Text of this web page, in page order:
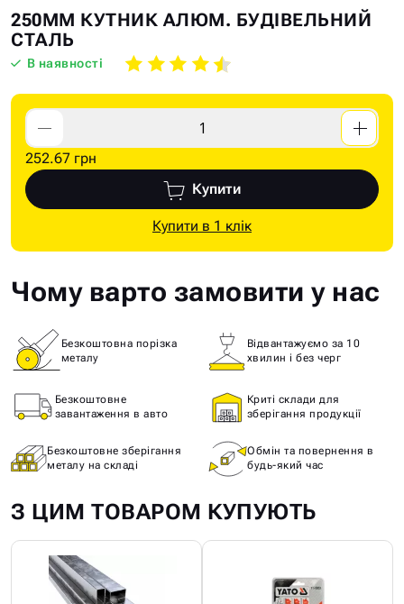
Skip
to
the
of
the
images
gallery
Skip
to
the
of
the
images
gallery
250ММ КУТНИК АЛЮМ. БУДІВЕЛЬНИЙ
СТАЛЬ
В наявності
252.67 грн
Купити
Купити в 1 клік
Чому варто замовити у нас
Безкоштовна порізка
металу
Відвантажуємо за 10
хвилин і без черг
Безкоштовне
завантаження в авто
Криті склади для
зберігання продукції
Безкоштовне зберігання
металу на складі
Обмін та повернення в
будь-який час
З ЦИМ ТОВАРОМ КУПУЮТЬ